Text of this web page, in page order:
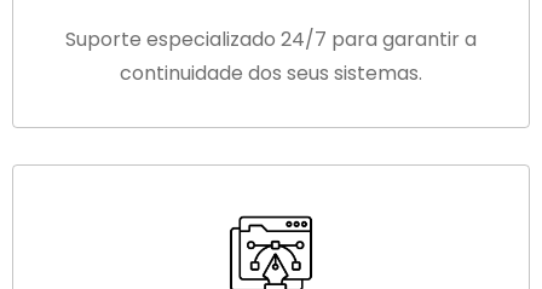
Suporte especializado 24/7 para garantir a
continuidade dos seus sistemas.